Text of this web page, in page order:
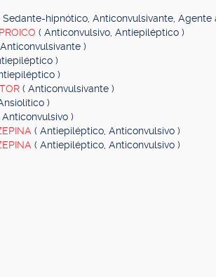
Sedante-hipnótico, Anticonvulsivante, Agente
( Anticonvulsivo, Antiepiléptico )
)
)
)
( Anticonvulsivante )
)
Anticonvulsivo )
( Antiepiléptico, Anticonvulsivo )
( Antiepiléptico, Anticonvulsivo )